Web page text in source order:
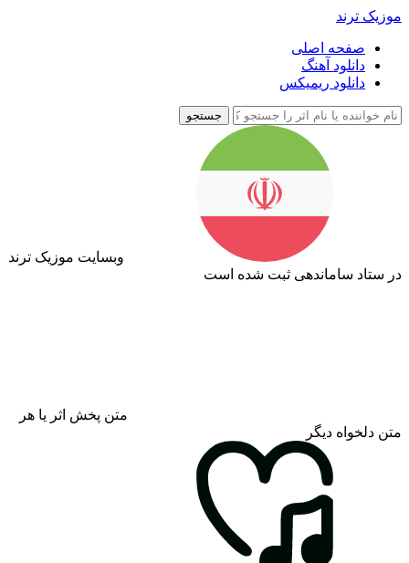
موزیک ترند
صفحه اصلی
دانلود آهنگ
دانلود ریمیکس
جستجو
وبسایت موزیک ترند
در ستاد ساماندهی ثبت شده است
متن پخش اثر یا هر
متن دلخواه دیگر